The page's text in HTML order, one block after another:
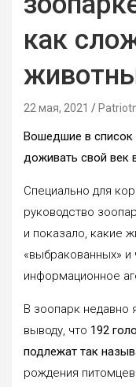
как
22 мая, 2021
Вошедшие в список
доживать свой век
Специально для
руководство
и показало, какие
«выбракованных» и
информационное
В зоопарк недавно
выводу, что 192
подлежат так
рождения питомцев